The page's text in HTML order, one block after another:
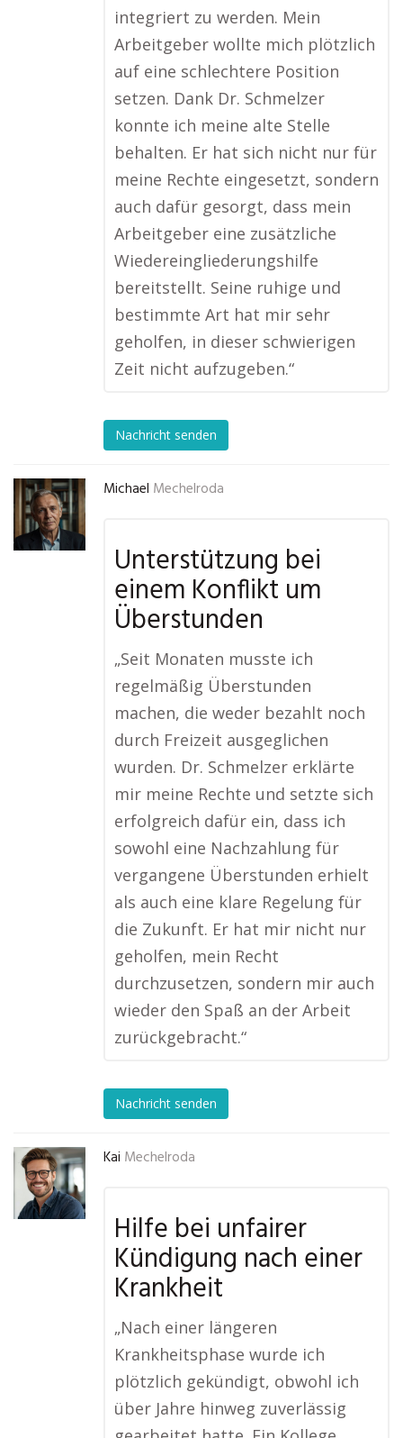
integriert zu werden. Mein
Arbeitgeber wollte mich plötzlich
auf eine schlechtere Position
setzen. Dank Dr. Schmelzer
konnte ich meine alte Stelle
behalten. Er hat sich nicht nur für
meine Rechte eingesetzt, sondern
auch dafür gesorgt, dass mein
Arbeitgeber eine zusätzliche
Wiedereingliederungshilfe
bereitstellt. Seine ruhige und
bestimmte Art hat mir sehr
geholfen, in dieser schwierigen
Zeit nicht aufzugeben.“
Nachricht senden
Michael Mechelroda
Unterstützung bei
einem Konflikt um
Überstunden
„Seit Monaten musste ich
regelmäßig Überstunden
machen, die weder bezahlt noch
durch Freizeit ausgeglichen
wurden. Dr. Schmelzer erklärte
mir meine Rechte und setzte sich
erfolgreich dafür ein, dass ich
sowohl eine Nachzahlung für
vergangene Überstunden erhielt
als auch eine klare Regelung für
die Zukunft. Er hat mir nicht nur
geholfen, mein Recht
durchzusetzen, sondern mir auch
wieder den Spaß an der Arbeit
zurückgebracht.“
Nachricht senden
Kai Mechelroda
Hilfe bei unfairer
Kündigung nach einer
Krankheit
„Nach einer längeren
Krankheitsphase wurde ich
plötzlich gekündigt, obwohl ich
über Jahre hinweg zuverlässig